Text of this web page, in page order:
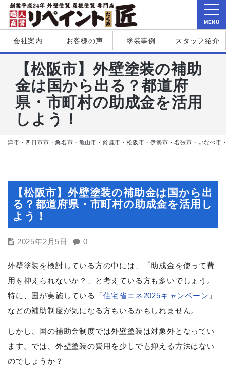
会社案内 お客様の声 塗装事例 スタッフ紹介
【松阪市】外壁塗装の補助
金は国から出る？都道府
県・市町村の助成金を活用
しよう！
津市・四日市市・桑名市・亀山市・鈴鹿市・松阪市・伊勢市・名張市・いなべ市
【松阪市】外壁塗装の補助金は国から出
る？都道府県・市町村の助成金を活用し
よう！
2025年2月5日 0
外壁塗装を検討している方の中には、「助成金を使って費
用を抑えられないか？」と考えている方も多いでしょう。
特に、国が実施している「住宅省エネ2025キャンペーン 」
などの補助制度が気になる方もいるかもしれません。
しかし、国の補助金制度では外壁塗装は対象外となってい
ます。では、外壁塗装の費用を少しでも抑える方法はない
のでしょうか？
MENU